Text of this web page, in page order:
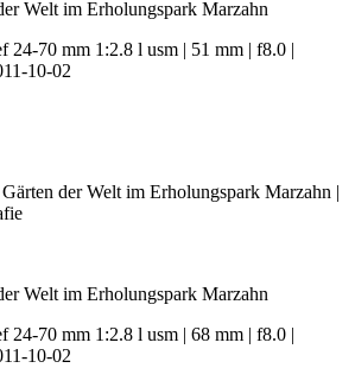
Welt im Erholungspark Marzahn
24-70 mm 1:2.8 l usm | 51 mm | f8.0 |
10-02
Welt im Erholungspark Marzahn
24-70 mm 1:2.8 l usm | 68 mm | f8.0 |
10-02